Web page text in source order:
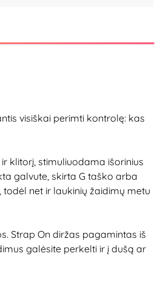
visiškai perimti kontrolę: kas
klitorį, stimuliuodama išorinius
galvute, skirta G taško arba
net ir laukinių žaidimų metu
Strap On diržas pagamintas iš
galėsite perkelti ir į dušą ar